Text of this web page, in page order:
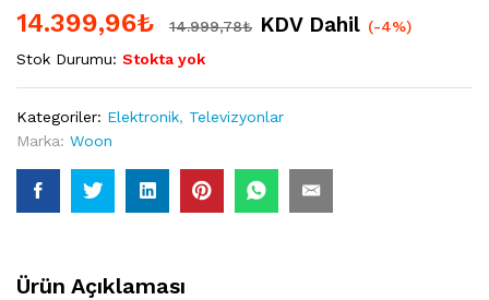
14.399,96₺ 14.999,78₺ KDV Dahil (-4%)
Stok Durumu: Stokta yok
Kategoriler: Elektronik, Televizyonlar
Marka: Woon
Ürün Açıklaması